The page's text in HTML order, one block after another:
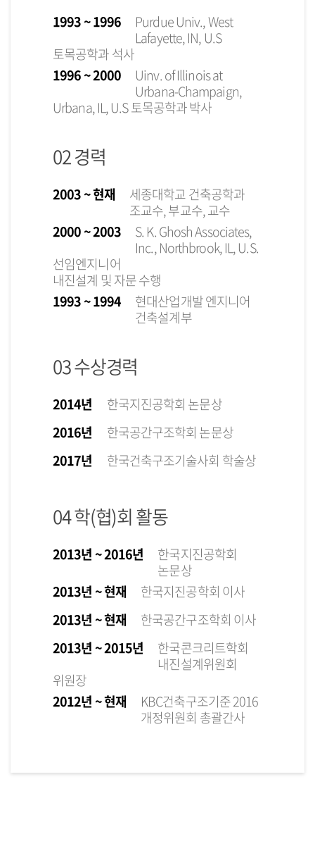
1993 ~ 1996
Purdue Univ., West
Lafayette, IN, U.S
토목공학과 석사
1996 ~ 2000
Uinv. of Illinois at
Urbana-Champaign,
Urbana, IL, U.S 토목공학과 박사
02 경력
2003 ~ 현재
세종대학교 건축공학과
조교수, 부교수, 교수
2000 ~ 2003
S. K. Ghosh Associates,
Inc., Northbrook, IL, U.S.
선임엔지니어
내진설계 및 자문 수행
1993 ~ 1994
현대산업개발 엔지니어
건축설계부
03 수상경력
2014년
한국지진공학회 논문상
2016년
한국공간구조학회 논문상
2017년
한국건축구조기술사회 학술상
04 학(협)회 활동
2013년 ~ 2016년
한국지진공학회
논문상
2013년 ~ 현재
한국지진공학회 이사
2013년 ~ 현재
한국공간구조학회 이사
2013년 ~ 2015년
한국콘크리트학회
내진설계위원회
위원장
2012년 ~ 현재
KBC건축구조기준 2016
개정위원회 총괄간사